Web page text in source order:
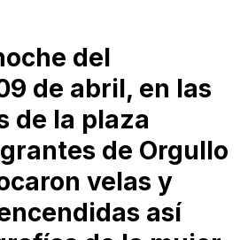
del
de abril, en las
de la plaza
de Orgullo
velas y
así